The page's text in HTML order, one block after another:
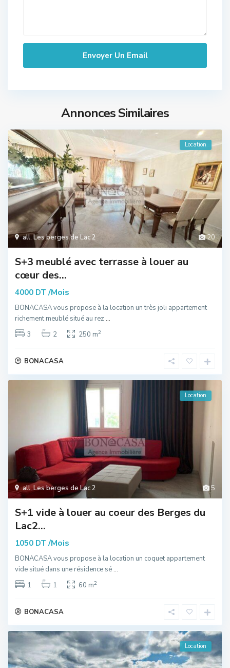
Annonces Similaires
20
all,Les berges de Lac 2
Location
S+3 meublé avec terrasse à louer au
cœur des...
4000 DT /Mois
BONACASA vous propose à la location un très joli appartement
richement meublé situé au rez ...
3
2 250 m2
BONACASA
5
all,Les berges de Lac 2
Location
S+1 vide à louer au coeur des Berges du
Lac2...
1050 DT /Mois
BONACASA vous propose à la location un coquet appartement
vide situé dans une résidence sé...
1
1 60 m2
BONACASA
Location